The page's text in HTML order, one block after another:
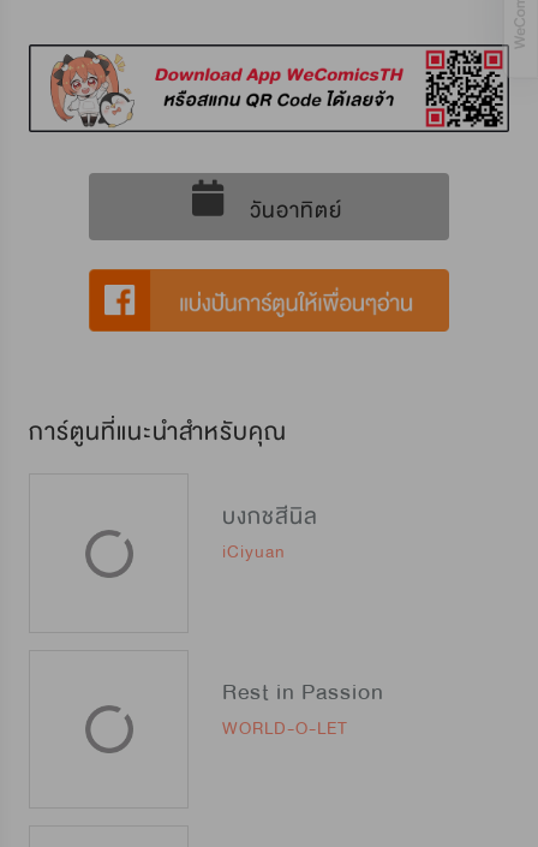
วันอาทิตย์
การ์ตูนที่แนะนำสำหรับคุณ
บงกชสีนิล
iCiyuan
Rest in Passion
WORLD-O-LET